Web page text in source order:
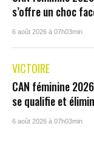
s’offre un choc
6 août 2026 à 07h03min
VICTOIRE
CAN féminine
se qualifie et
6 août 2026 à 07h03min